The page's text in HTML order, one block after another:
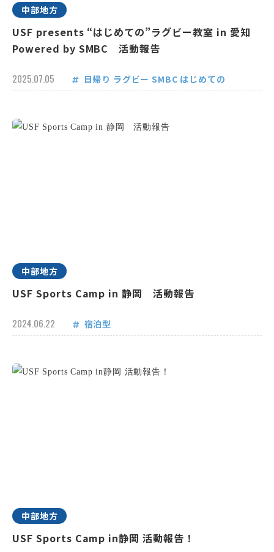
中部地方
USF presents “はじめての”ラグビー教室 in 愛知
Powered by SMBC 活動報告
2025.07.05 日帰り ラグビー SMBC はじめての
中部地方
USF Sports Camp in 静岡 活動報告
2024.06.22 宿泊型
中部地方
USF Sports Camp in静岡 活動報告！